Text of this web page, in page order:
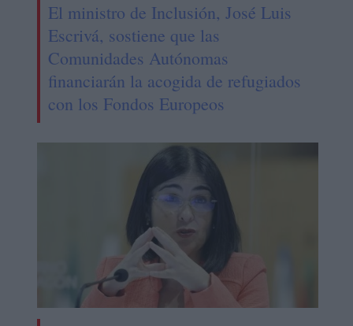
El ministro de Inclusión, José Luis
Escrivá, sostiene que las
Comunidades Autónomas
financiarán la acogida de refugiados
con los Fondos Europeos